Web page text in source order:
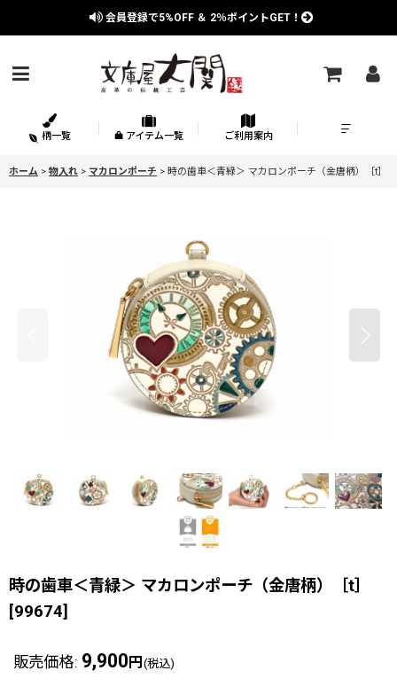
会員登録で5%OFF ＆ 2％ポイントGET！
柄一覧 アイテム一覧 ご利用案内
ホーム > 物入れ > マカロンポーチ > 時の歯車＜青緑＞ マカロンポーチ（金唐柄）［t］
時の歯車＜青緑＞ マカロンポーチ（金唐柄）［t］
[99674]
販売価格: 9,900 円 (税込)